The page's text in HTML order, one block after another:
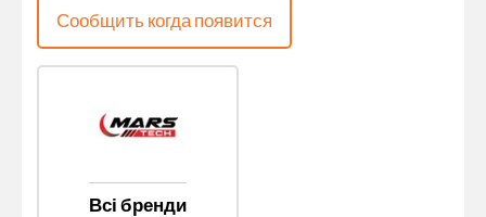
Сообщить когда появится
Всі бренди